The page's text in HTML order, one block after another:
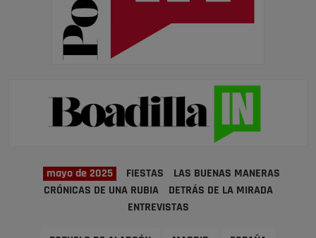
mayo de 2025 FIESTAS
LAS BUENAS MANERAS
CRÓNICAS DE UNA RUBIA
DETRÁS DE LA MIRADA
ENTREVISTAS